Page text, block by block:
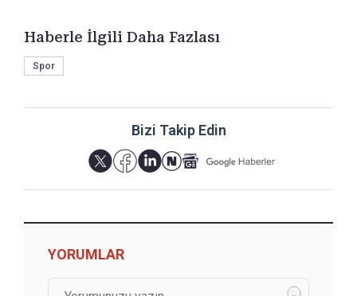
Haberle İlgili Daha Fazlası
Spor
Bizi Takip Edin
YORUMLAR